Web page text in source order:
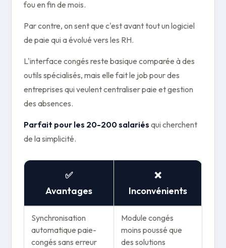
fou en fin de mois.
Par contre, on sent que c'est avant tout un logiciel
de paie qui a évolué vers les RH.
L'interface congés reste basique comparée à des
outils spécialisés, mais elle fait le job pour des
entreprises qui veulent centraliser paie et gestion
des absences.
Parfait pour les 20-200 salariés qui cherchent
de la simplicité.
✅
Avantages
❌
Inconvénients
Synchronisation
automatique paie-
congés sans erreur
Module congés
moins poussé que
des solutions